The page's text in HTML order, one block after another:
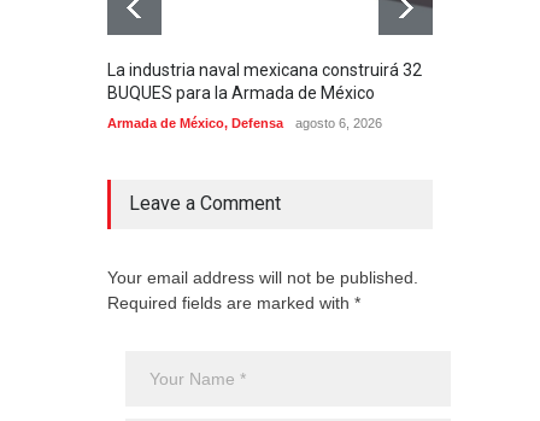
La industria naval mexicana construirá 32
BUQUES para la Armada de México
Armada de México, Defensa agosto 6, 2026
Leave a Comment
Your email address will not be published.
Required fields are marked with *